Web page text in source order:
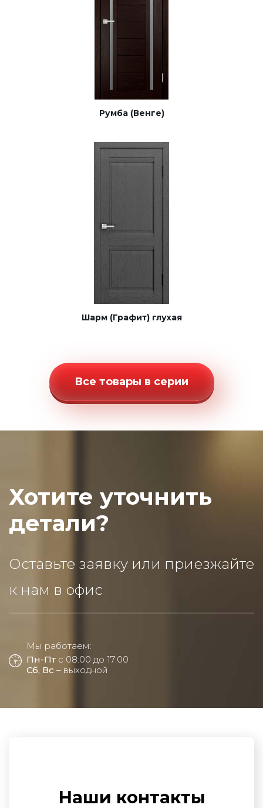
Румба (Венге)
Шарм (Графит) глухая
Все товары в серии
Хотите уточнить
детали?
Оставьте заявку или приезжайте
к нам в офис
Мы работаем:
Пн-Пт с 08:00 до 17:00
Сб, Вс – выходной
Наши контакты